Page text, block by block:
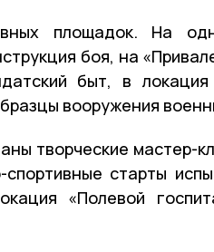
площадок. На
боя, на
быт, в локация
вооружения
творческие мастер-
старты
«Полевой